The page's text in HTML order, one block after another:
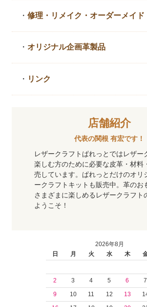
・修理・リメイク・ オーダーメイド
・ オリジナル企画革製品
・ リンク
店舗紹介
代表の関根 有宏です！
レザークラフトぱれっとではレザー
楽しむ方のために必要な皮革・材料
売しています。ぱれっとだけのオリ
ークラフトキットも販売中。革のお
さまざまに楽しめるレザークラフト
ようこそ！
2026年8月
日
月 火 水 木
2
3 4 5 6 7
9
10 11 12 13